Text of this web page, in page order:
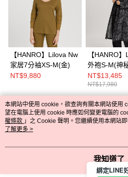
【HANRO】Lilova Nw
家居7分袖XS-M(金)
NT$9,880
【HANRO
外袍S-M(神
NT$13,485
NT$17,980
熱門標籤
本網站中使用 cookie，欲查詢有關本網站使用
望在電腦上使用 cookie 時應如何變更電腦的
權條款 」之 Cookie 聲明。您繼續使用本網站
用條款之 Cookie 聲明使用 cookie。
了解更多 >
我知道了